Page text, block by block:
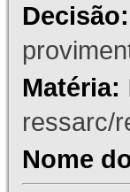
Decisão:
Matéria:
ressarc/
Nome